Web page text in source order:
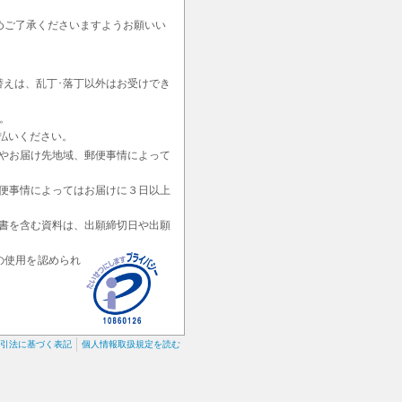
了承くださいますようお願いい
は、乱丁･落丁以外はお受けでき
ください。
お届け先地域、郵便事情によって
事情によってはお届けに３日以上
を含む資料は、出願締切日や出願
使用を認められ
個人情報取扱規定を読む
法に基づく表記